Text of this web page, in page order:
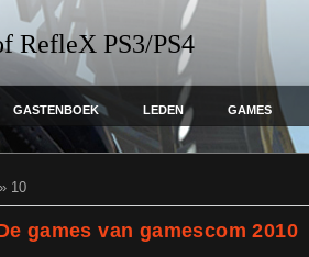
RefleX PS3/PS4
GASTENBOEK LEDEN GAMES
» 10
games van gamescom 2010